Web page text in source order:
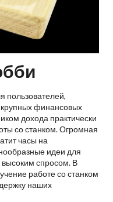
пользователей,
финансовых
дохода практически
со станком. Огромная
часы на
идеи для
высоким спросом. В
работе со станком
наших